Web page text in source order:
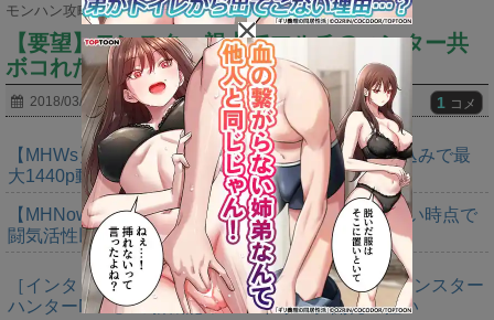
モンハン攻略まとめ隊 >ネタ・雑談 >
【要望】モンスター視点でマルチのハンター共
ボコれたら楽しいだろうなｗｗｗ
2018/03/23 1 コメ
【MHWs】「Switch2版モンハンワイルズはDLSS込みで最
大1440p動作」
【MHNow】次の謎石は追撃か。次元臨界に使えない時点で
闘気活性以下のスキルだわ
［インタビュー］距離を超えて，一緒に狩る。「モンスター
ハンターNow」の新機能 フレンドリンク開発の狙い